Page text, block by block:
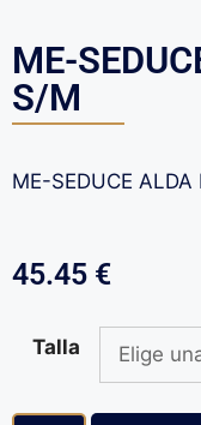
ME-
S/M
ME-SEDUCE ALDA
45.45 €
Talla